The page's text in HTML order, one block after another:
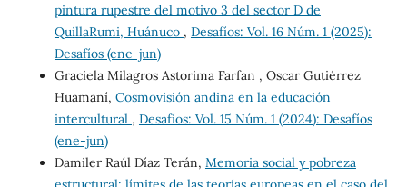
pintura rupestre del motivo 3 del sector D de
QuillaRumi, Huánuco , Desafíos: Vol. 16 Núm. 1 (2025):
Desafíos (ene-jun)
Graciela Milagros Astorima Farfan , Oscar Gutiérrez
Huamaní, Cosmovisión andina en la educación
intercultural , Desafíos: Vol. 15 Núm. 1 (2024): Desafíos
(ene-jun)
Damiler Raúl Díaz Terán, Memoria social y pobreza